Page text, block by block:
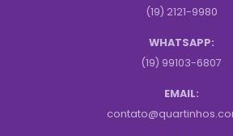
(19) 2121-9980
WHATSAPP:
(19) 99103-6807
EMAIL: